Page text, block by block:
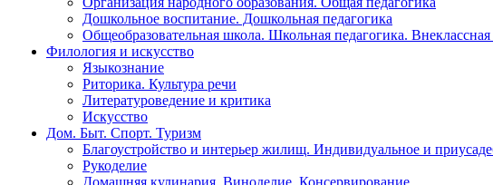
Дошкольное воспитание. Дошкольная педагогика
Общеобразовательная школа. Школьная педагогика.
Филология и искусство
Языкознание
Риторика. Культура речи
Литературоведение и критика
Искусство
Дом. Быт. Спорт. Туризм
Благоустройство и интерьер жилищ. Индивидуальное и
Рукоделие
Домашняя кулинария. Виноделие. Консервирование